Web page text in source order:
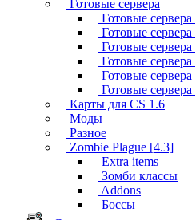
Готовые сервера
Готовые
Готовые
Готовые
Готовые
Готовые
Готовые
Карты для CS 1.6
Моды
Разное
Zombie Plague [4.3]
Extra items
Зомби классы
Addons
Боссы